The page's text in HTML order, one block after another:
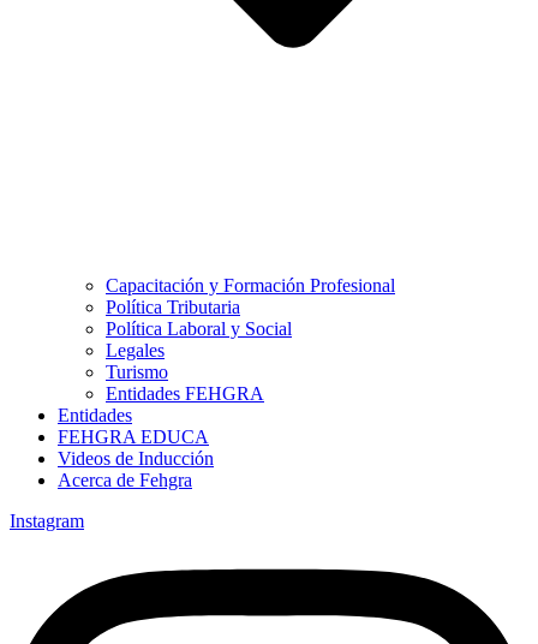
Capacitación y Formación Profesional
Política Tributaria
Política Laboral y Social
Legales
Turismo
Entidades FEHGRA
Entidades
FEHGRA EDUCA
Videos de Inducción
Acerca de Fehgra
Instagram